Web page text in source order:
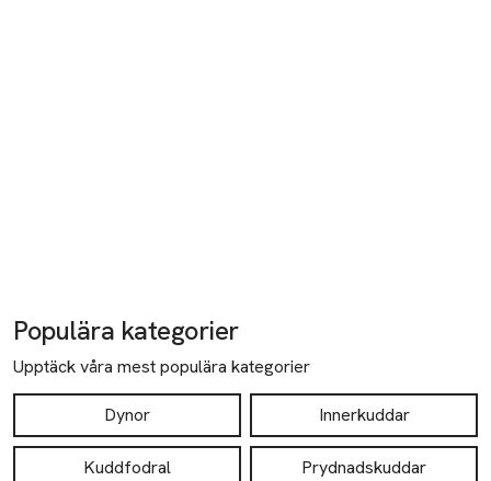
Populära kategorier
Upptäck våra mest populära kategorier
Dynor Innerkuddar
Kuddfodral Prydnadskuddar